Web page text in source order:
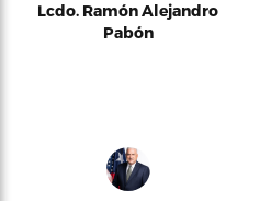
Lcdo. Ramón Alejandro
Pabón